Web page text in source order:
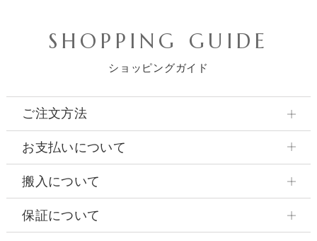
SHOPPING GUIDE
ショッピングガイド
ご注文方法
お支払いについて
搬入について
保証について